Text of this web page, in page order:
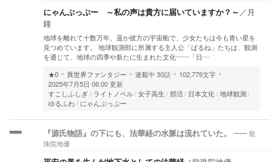
にゃんぷっぷー ～私の声は貴方に届いていますか？～ ／ 月
鐘
地球を離れて十数万年。遥か彼方の宇宙船で、少女たちは今も青い星を
見つめています。 地球観測部に所属する主人公「ぱるね」たちは、観測
を通じて、地球の四季や新たに生まれた文化――「日…
★0
異世界ファンタジー 連載中 30話
102,779文字
2025年7月5日 06:00 更新
すこしふしぎ
ライトノベル 女子高生 部活 日本文化 地球観測
ゆるふわ
にゃんぷっぷー
『源氏物語』の下にも、法華経の水脈は流れていた。
龍
珠院地優